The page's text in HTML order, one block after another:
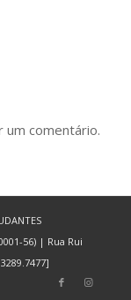
um comentário.
56) | Rua Rui